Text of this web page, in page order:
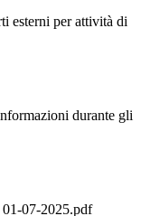
esterni per attività di
durante gli
07-2025.pdf